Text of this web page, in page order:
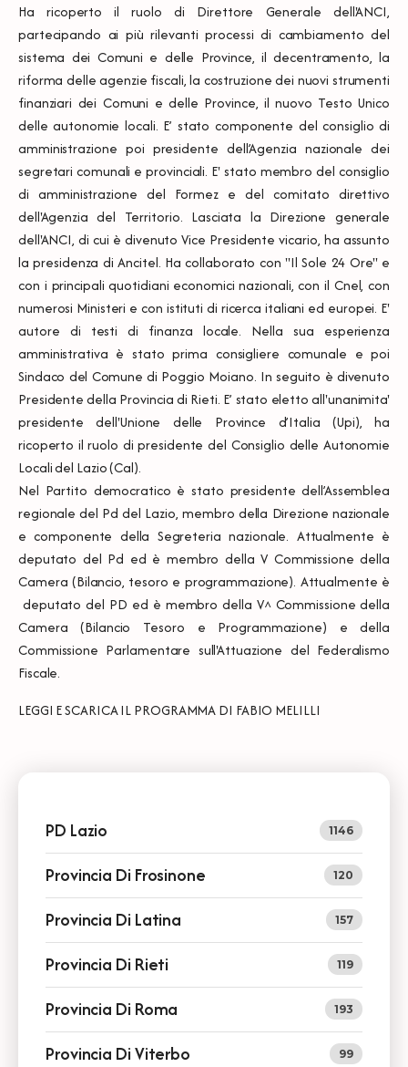
Ha ricoperto il ruolo di Direttore Generale dell'ANCI,
partecipando ai più rilevanti processi di cambiamento del
sistema dei Comuni e delle Province, il decentramento, la
riforma delle agenzie fiscali, la costruzione dei nuovi strumenti
finanziari dei Comuni e delle Province, il nuovo Testo Unico
delle autonomie locali. E’ stato componente del consiglio di
amministrazione poi presidente dell’Agenzia nazionale dei
segretari comunali e provinciali. E' stato membro del consiglio
di amministrazione del Formez e del comitato direttivo
dell'Agenzia del Territorio. Lasciata la Direzione generale
dell'ANCI, di cui è divenuto Vice Presidente vicario, ha assunto
la presidenza di Ancitel. Ha collaborato con "Il Sole 24 Ore" e
con i principali quotidiani economici nazionali, con il Cnel, con
numerosi Ministeri e con istituti di ricerca italiani ed europei. E'
autore di testi di finanza locale. Nella sua esperienza
amministrativa è stato prima consigliere comunale e poi
Sindaco del Comune di Poggio Moiano. In seguito è divenuto
Presidente della Provincia di Rieti. E’ stato eletto all'unanimita'
presidente dell'Unione delle Province d’Italia (Upi), ha
ricoperto il ruolo di presidente del Consiglio delle Autonomie
Locali del Lazio (Cal).
Nel Partito democratico è stato presidente dell’Assemblea
regionale del Pd del Lazio, membro della Direzione nazionale
e componente della Segreteria nazionale. Attualmente è
deputato del Pd ed è membro della V Commissione della
Camera (Bilancio, tesoro e programmazione). Attualmente è
deputato del PD ed è membro della V^ Commissione della
Camera (Bilancio Tesoro e Programmazione) e della
Commissione Parlamentare sull'Attuazione del Federalismo
Fiscale.
LEGGI E SCARICA ILPROGRAMMA DI FABIO MELILLI
PD Lazio 1146
Provincia Di Frosinone 120
Provincia Di Latina 157
Provincia Di Rieti 119
Provincia Di Roma 193
Provincia Di Viterbo 99